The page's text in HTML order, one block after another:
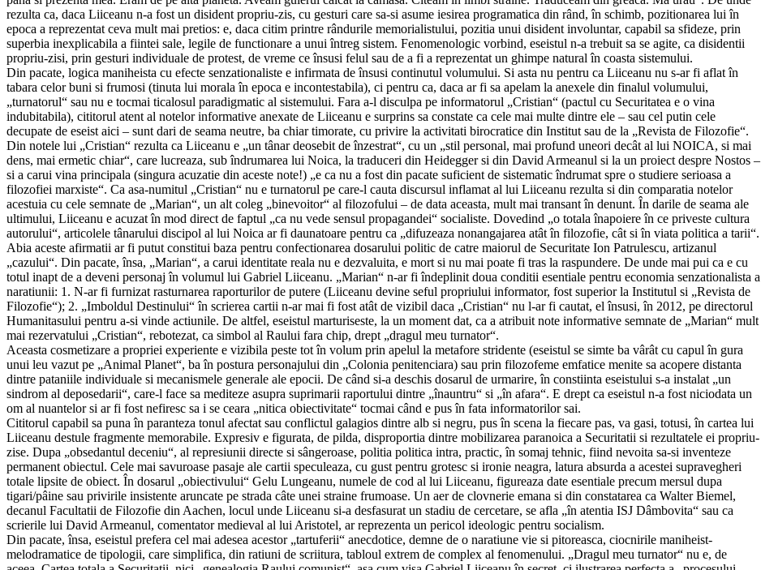
rezulta ca, daca Liiceanu n-a fost un disident propriu-zis, cu gesturi care sa-si asume iesirea programatica din rând, în schimb, pozitionarea lui în
epoca a reprezentat ceva mult mai pretios: e, daca citim printre rândurile memorialistului, pozitia unui disident involuntar, capabil sa sfideze, prin
superbia inexplicabila a fiintei sale, legile de functionare a unui întreg sistem. Fenomenologic vorbind, eseistul n-a trebuit sa se agite, ca disidentii
propriu-zisi, prin gesturi individuale de protest, de vreme ce însusi felul sau de a fi a reprezentat un ghimpe natural în coasta sistemului.
Din pacate, logica maniheista cu efecte senzationaliste e infirmata de însusi continutul volumului. Si asta nu pentru ca Liiceanu nu s-ar fi aflat în
tabara celor buni si frumosi (tinuta lui morala în epoca e incontestabila), ci pentru ca, daca ar fi sa apelam la anexele din finalul volumului,
„turnatorul“ sau nu e tocmai ticalosul paradigmatic al sistemului. Fara a-l disculpa pe informatorul „Cristian“ (pactul cu Securitatea e o vina
indubitabila), cititorul atent al notelor informative anexate de Liiceanu e surprins sa constate ca cele mai multe dintre ele – sau cel putin cele
decupate de eseist aici – sunt dari de seama neutre, ba chiar timorate, cu privire la activitati birocratice din Institut sau de la „Revista de Filozofie“.
Din notele lui „Cristian“ rezulta ca Liiceanu e „un tânar deosebit de înzestrat“, cu un „stil personal, mai profund uneori decât al lui NOICA, si mai
dens, mai ermetic chiar“, care lucreaza, sub îndrumarea lui Noica, la traduceri din Heidegger si din David Armeanul si la un proiect despre Nostos –
si a carui vina principala (singura acuzatie din aceste note!) „e ca nu a fost din pacate suficient de sistematic îndrumat spre o studiere serioasa a
filozofiei marxiste“. Ca asa-numitul „Cristian“ nu e turnatorul pe care-l cauta discursul inflamat al lui Liiceanu rezulta si din comparatia notelor
acestuia cu cele semnate de „Marian“, un alt coleg „binevoitor“ al filozofului – de data aceasta, mult mai transant în denunt. În darile de seama ale
ultimului, Liiceanu e acuzat în mod direct de faptul „ca nu vede sensul propagandei“ socialiste. Dovedind „o totala înapoiere în ce priveste cultura
autorului“, articolele tânarului discipol al lui Noica ar fi daunatoare pentru ca „difuzeaza nonangajarea atât în filozofie, cât si în viata politica a tarii“.
Abia aceste afirmatii ar fi putut constitui baza pentru confectionarea dosarului politic de catre maiorul de Securitate Ion Patrulescu, artizanul
„cazului“. Din pacate, însa, „Marian“, a carui identitate reala nu e dezvaluita, e mort si nu mai poate fi tras la raspundere. De unde mai pui ca e cu
totul inapt de a deveni personaj în volumul lui Gabriel Liiceanu. „Marian“ n-ar fi îndeplinit doua conditii esentiale pentru economia senzationalista a
naratiunii: 1. N-ar fi furnizat rasturnarea raporturilor de putere (Liiceanu devine seful propriului informator, fost superior la Institutul si „Revista de
Filozofie“); 2. „Imboldul Destinului“ în scrierea cartii n-ar mai fi fost atât de vizibil daca „Cristian“ nu l-ar fi cautat, el însusi, în 2012, pe directorul
Humanitasului pentru a-si vinde actiunile. De altfel, eseistul marturiseste, la un moment dat, ca a atribuit note informative semnate de „Marian“ mult
mai rezervatului „Cristian“, rebotezat, ca simbol al Raului fara chip, drept „dragul meu turnator“.
Aceasta cosmetizare a propriei experiente e vizibila peste tot în volum prin apelul la metafore stridente (eseistul se simte ba vârât cu capul în gura
unui leu vazut pe „Animal Planet“, ba în postura personajului din „Colonia penitenciara) sau prin filozofeme emfatice menite sa acopere distanta
dintre pataniile individuale si mecanismele generale ale epocii. De când si-a deschis dosarul de urmarire, în constiinta eseistului s-a instalat „un
sindrom al deposedarii“, care-l face sa mediteze asupra suprimarii raportului dintre „înauntru“ si „în afara“. E drept ca eseistul n-a fost niciodata un
om al nuantelor si ar fi fost nefiresc sa i se ceara „nitica obiectivitate“ tocmai când e pus în fata informatorilor sai.
Cititorul capabil sa puna în paranteza tonul afectat sau conflictul galagios dintre alb si negru, pus în scena la fiecare pas, va gasi, totusi, în cartea lui
Liiceanu destule fragmente memorabile. Expresiv e figurata, de pilda, disproportia dintre mobilizarea paranoica a Securitatii si rezultatele ei propriu-
zise. Dupa „obsedantul deceniu“, al represiunii directe si sângeroase, politia politica intra, practic, în somaj tehnic, fiind nevoita sa-si inventeze
permanent obiectul. Cele mai savuroase pasaje ale cartii speculeaza, cu gust pentru grotesc si ironie neagra, latura absurda a acestei supravegheri
totale lipsite de obiect. În dosarul „obiectivului“ Gelu Lungeanu, numele de cod al lui Liiceanu, figureaza date esentiale precum mersul dupa
tigari/pâine sau privirile insistente aruncate pe strada câte unei straine frumoase. Un aer de clovnerie emana si din constatarea ca Walter Biemel,
decanul Facultatii de Filozofie din Aachen, locul unde Liiceanu si-a desfasurat un stadiu de cercetare, se afla „în atentia ISJ Dâmbovita“ sau ca
scrierile lui David Armeanul, comentator medieval al lui Aristotel, ar reprezenta un pericol ideologic pentru socialism.
Din pacate, însa, eseistul prefera cel mai adesea acestor „tartuferii“ anecdotice, demne de o naratiune vie si pitoreasca, ciocnirile maniheist-
melodramatice de tipologii, care simplifica, din ratiuni de scriitura, tabloul extrem de complex al fenomenului. „Dragul meu turnator“ nu e, de